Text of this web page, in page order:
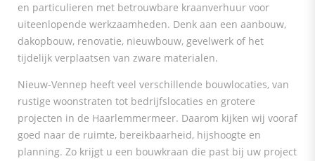
en particulieren met betrouwbare kraanverhuur voor
uiteenlopende werkzaamheden. Denk aan een aanbouw,
dakopbouw, renovatie, nieuwbouw, gevelwerk of het
tijdelijk verplaatsen van zware materialen.
Nieuw-Vennep heeft veel verschillende bouwlocaties, van
rustige woonstraten tot bedrijfslocaties en grotere
projecten in de Haarlemmermeer. Daarom kijken wij vooraf
goed naar de ruimte, bereikbaarheid, hijshoogte en
planning. Zo krijgt u een bouwkraan die past bij uw project